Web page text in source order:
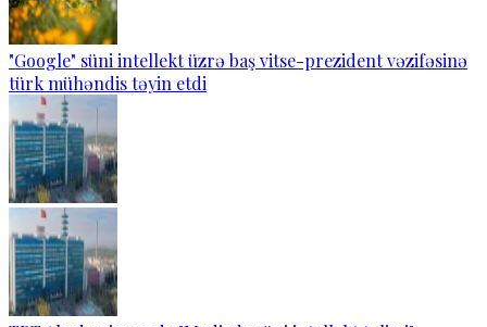
"Google" süni intellekt üzrə baş vitse-prezident vəzifəsinə
türk mühəndis təyin etdi